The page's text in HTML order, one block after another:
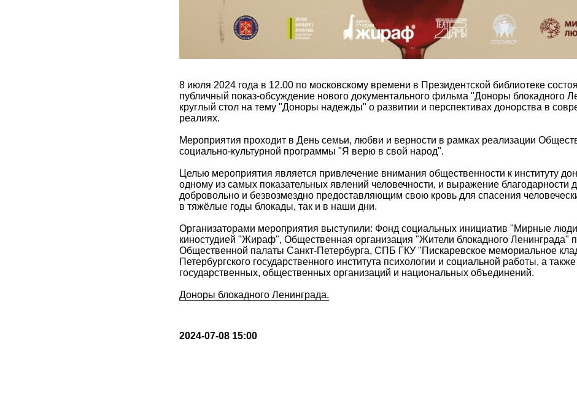
8 июля 2024 года в 12.00 по московскому времени в Президентской библиотеке
публичный показ-обсуждение нового документального фильма "Доноры блокадного
круглый стол на тему "Доноры надежды" о развитии и перспективах донорства в
реалиях.
Мероприятия проходит в День семьи, любви и верности в рамках реализации
социально-культурной программы "Я верю в свой народ".
Целью мероприятия является привлечение внимания общественности к институту
одному из самых показательных явлений человечности, и выражение благодарности
добровольно и безвозмездно предоставляющим свою кровь для спасения
в тяжёлые годы блокады, так и в наши дни.
Организаторами мероприятия выступили: Фонд социальных инициатив "Мирные
киностудией "Жираф", Общественная организация "Жители блокадного Ленинграда"
Общественной палаты Санкт-Петербурга, СПБ ГКУ "Пискаревское мемориальное
Петербургского государственного института психологии и социальной работы, а также
государственных, общественных организаций и национальных объединений.
Доноры блокадного Ленинграда.
2024-07-08 15:00